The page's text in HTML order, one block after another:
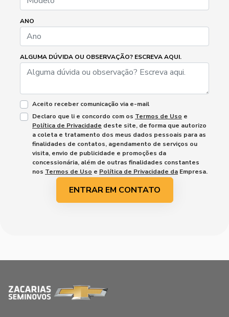
ANO
ALGUMA DÚVIDA OU OBSERVAÇÃO? ESCREVA AQUI.
Aceito receber comunicação via e-mail
Declaro que li e concordo com os Termos de Uso e
Política de Privacidade deste site, de forma que autorizo
a coleta e tratamento dos meus dados pessoais para as
finalidades de contatos, agendamento de serviços ou
visita, envio de publicidade e promoções da
concessionária, além de outras finalidades constantes
nos Termos de Uso e Política de Privacidade da Empresa.
ENTRAR EM CONTATO